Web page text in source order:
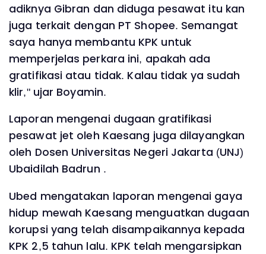
adiknya Gibran dan diduga pesawat itu kan
juga terkait dengan PT Shopee. Semangat
saya hanya membantu KPK untuk
memperjelas perkara ini, apakah ada
gratifikasi atau tidak. Kalau tidak ya sudah
klir," ujar Boyamin.
Laporan mengenai dugaan gratifikasi
pesawat jet oleh Kaesang juga dilayangkan
oleh Dosen Universitas Negeri Jakarta (UNJ)
Ubaidilah Badrun .
Ubed mengatakan laporan mengenai gaya
hidup mewah Kaesang menguatkan dugaan
korupsi yang telah disampaikannya kepada
KPK 2,5 tahun lalu. KPK telah mengarsipkan